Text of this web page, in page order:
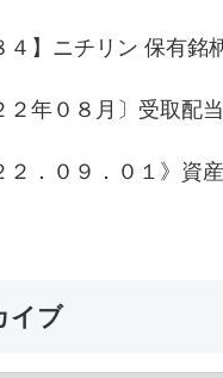
４】ニチリン 保有銘
２年０８月〕受取配
２．０９．０１》資
イブ